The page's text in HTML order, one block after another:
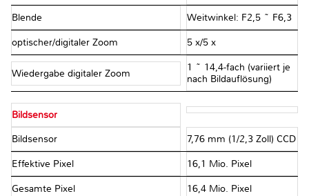
Blende Weitwinkel: F2,5 ~ F6,3
optischer/digitaler Zoom 5 x/5 x
Wiedergabe digitaler Zoom
1 ~ 14,4-fach (variiert je
nach Bildauflösung)
Bildsensor
Bildsensor 7,76 mm (1/2,3 Zoll) CCD
Effektive Pixel 16,1 Mio. Pixel
Gesamte Pixel 16,4 Mio. Pixel